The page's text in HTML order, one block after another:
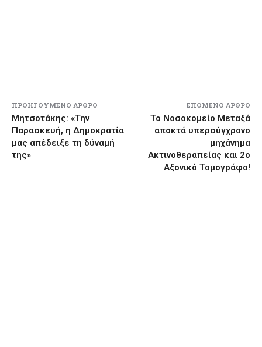
ΠΡΟΗΓΟΎΜΕΝΟ ΆΡΘΡΟ
Μητσοτάκης: «Την
Παρασκευή, η Δημοκρατία
μας απέδειξε τη δύναμή
της»
ΕΠΌΜΕΝΟ ΆΡΘΡΟ
Το Νοσοκομείο Μεταξά
αποκτά υπερσύγχρονο
μηχάνημα
Ακτινοθεραπείας και 2ο
Αξονικό Τομογράφο!